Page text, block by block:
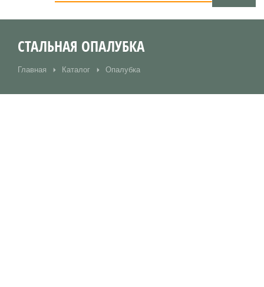
СТАЛЬНАЯ ОПАЛУБКА
Вы здесь:
Главная Каталог Опалубка